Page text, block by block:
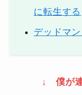
に転生する
デッドマ
↓ 僕が